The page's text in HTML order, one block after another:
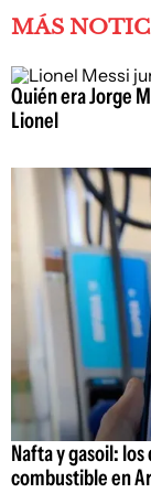
MÁS
Quién era Jorge
Lionel
Nafta y gasoil:
combustible en